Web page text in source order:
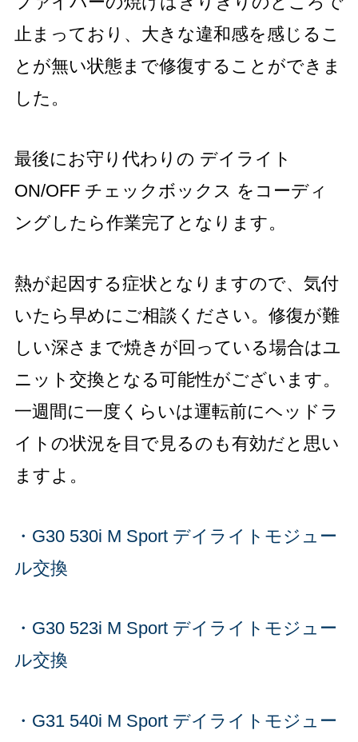
止まっており、大きな違和感を感じるこ
とが無い状態まで修復することができま
した。
最後にお守り代わりの デイライト
ON/OFF チェックボックス をコーディ
ングしたら作業完了となります。
熱が起因する症状となりますので、気付
いたら早めにご相談ください。修復が難
しい深さまで焼きが回っている場合はユ
ニット交換となる可能性がございます。
一週間に一度くらいは運転前にヘッドラ
イトの状況を目で見るのも有効だと思い
ますよ。
・G30 530i M Sport デイライトモジュー
ル交換
・G30 523i M Sport デイライトモジュー
ル交換
・G31 540i M Sport デイライトモジュー